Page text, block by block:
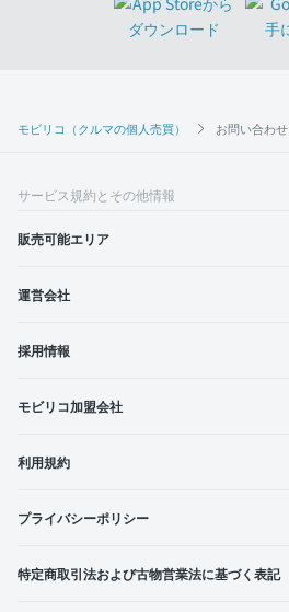
モビリコ（クルマの個人売買） お問い合わせ
サービス規約とその他情報
販売可能エリア
運営会社
採用情報
モビリコ加盟会社
利用規約
プライバシーポリシー
特定商取引法および古物営業法に基づく表記